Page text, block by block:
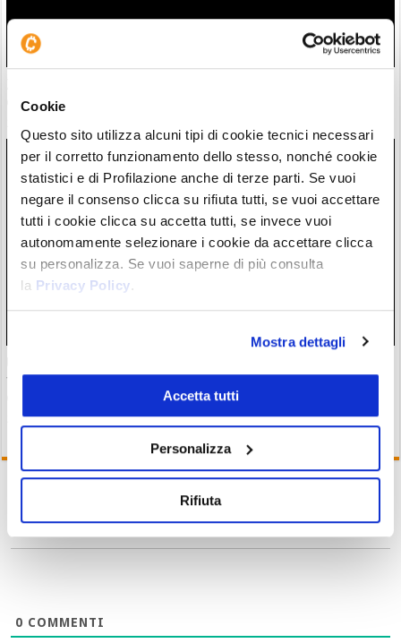
Cookie
Questo sito utilizza alcuni tipi di cookie tecnici necessari
per il corretto funzionamento dello stesso, nonché cookie
statistici e di Profilazione anche di terze parti. Se vuoi
negare il consenso clicca su rifiuta tutti, se vuoi accettare
tutti i cookie clicca su accetta tutti, se invece vuoi
autonomamente selezionare i cookie da accettare clicca
su personalizza. Se vuoi saperne di più consulta
la Privacy Policy.
Mostra dettagli
Accetta tutti
Personalizza
Rifiuta
di $ZEC è ora verificata
futuro del settore crypto: rischio di forte centralizzazione
28/07/26 17:27
0 COMMENTI